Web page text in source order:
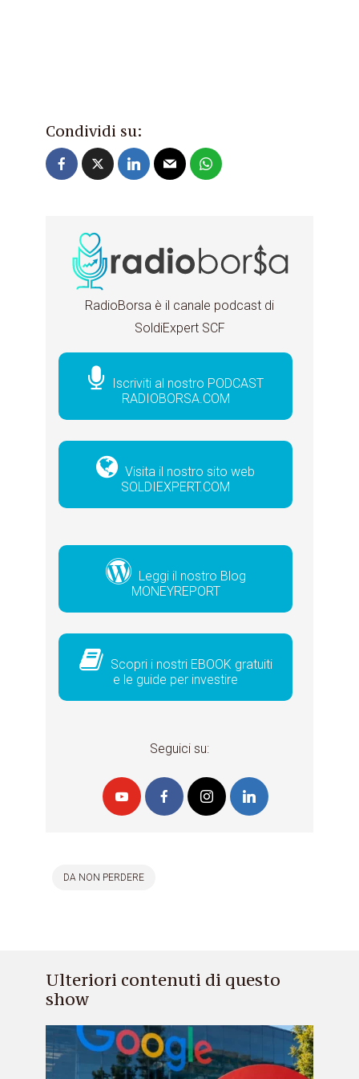
Condividi su:
RadioBorsa è il canale podcast di
SoldiExpert SCF
Iscriviti al nostro PODCAST
RADIOBORSA.COM
Visita il nostro sito web
SOLDIEXPERT.COM
Leggi il nostro Blog
MONEYREPORT
Scopri i nostri EBOOK gratuiti
e le guide per investire
Seguici su:
DA NON PERDERE
Ulteriori contenuti di questo
show